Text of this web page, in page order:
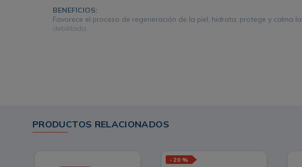
BENEFICIOS:
Favorece el proceso de regeneración de la piel, hidrata, protege y
debilitada.
Triple ácido hialurónico: alto peso molecular, bajo peso molecular,
PRODUCTOS RELACIONADOS
- 20 %